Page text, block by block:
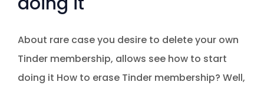
About rare case you desire to delete your own
Tinder membership, allows see how to start
doing it How to erase Tinder membership? Well,